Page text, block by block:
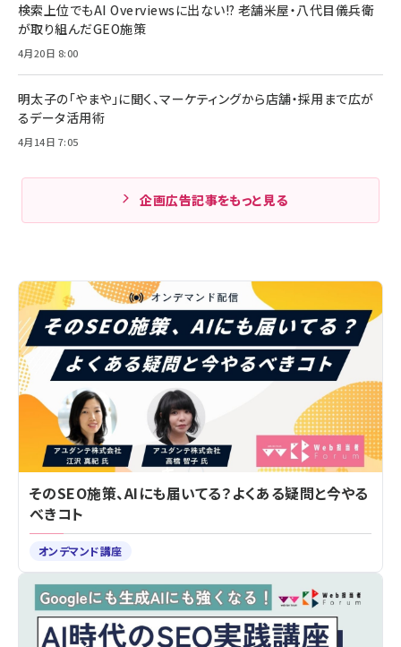
検索上位でもAI Overviewsに出ない!? 老舗米屋・八代目儀兵衛
が取り組んだGEO施策
4月20日 8:00
明太子の「やまや」に聞く、マーケティングから店舗・採用まで広が
るデータ活用術
4月14日 7:05
企画広告記事をもっと見る
そのSEO施策、AIにも届いてる？よくある疑問と今やる
べきコト
オンデマンド講座